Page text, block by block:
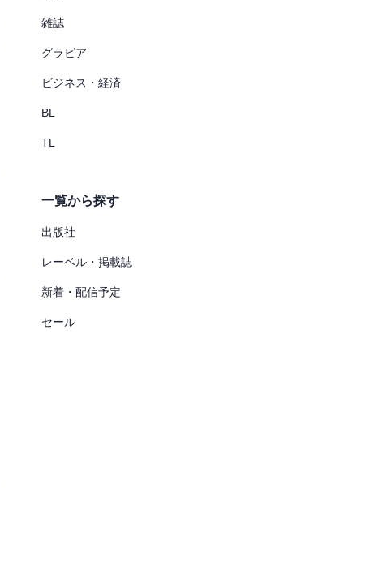
雑誌
グラビア
ビジネス・経済
BL
TL
一覧から探す
出版社
レーベル・掲載誌
新着・配信予定
セール